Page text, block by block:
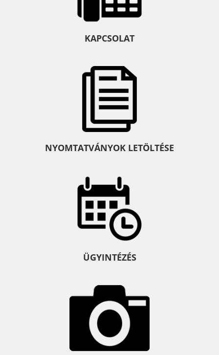
KAPCSOLAT
NYOMTATVÁNYOK LETÖLTÉSE
ÜGYINTÉZÉS